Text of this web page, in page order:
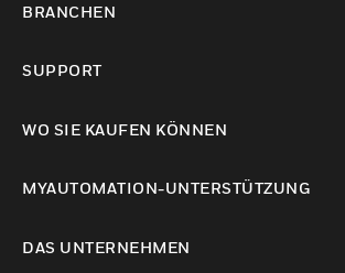
BRANCHEN
SUPPORT
WO SIE KAUFEN KÖNNEN
MYAUTOMATION-UNTERSTÜTZUNG
DAS UNTERNEHMEN